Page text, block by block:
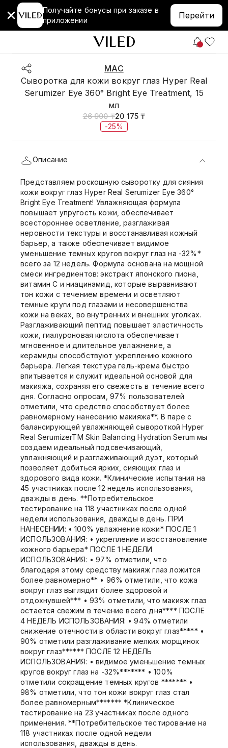
Получайте бонусы при заказе в
приложении
Перейти
MAC
Сыворотка для кожи вокруг глаз Hyper Real
Serumizer Eye 360° Bright Eye Treatment, 15
мл
26 900 ₸20 175 ₸
-25%
Описание
Представляем роскошную сыворотку для сияния
кожи вокруг глаз Hyper Real Serumizer Eye 360°
Bright Eye Treatment! Увлажняющая формула
повышает упругость кожи, обеспечивает
всестороннее осветление, разглаживая
неровности текстуры и восстанавливая кожный
барьер, а также обеспечивает видимое
уменьшение темных кругов вокруг глаз на -32%*
всего за 12 недель. Формула основана на мощной
смеси ингредиентов: экстракт японского пиона,
витамин С и ниацинамид, которые выравнивают
тон кожи с течением времени и осветляют
темные круги под глазами и несовершенства
кожи на веках, во внутренних и внешних уголках.
Разглаживающий пептид повышает эластичность
кожи, гиалуроновая кислота обеспечивает
мгновенное и длительное увлажнение, а
керамиды способствуют укреплению кожного
барьера. Легкая текстура гель-крема быстро
впитывается и служит идеальной основой для
макияжа, сохраняя его свежесть в течение всего
дня. Согласно опросам, 97% пользователей
отметили, что средство способствует более
равномерному нанесению макияжа**. В паре с
балансирующей увлажняющей сывороткой Hyper
Real SerumizerTM Skin Balancing Hydration Serum мы
создаем идеальный подсвечивающий,
увлажняющий и разглаживающий дуэт, который
позволяет добиться ярких, сияющих глаз и
здорового вида кожи. *Клинические испытания на
45 участниках после 12 недель использования,
дважды в день. **Потребительское
тестирование на 118 участниках после одной
недели использования, дважды в день. ПРИ
НАНЕСЕНИИ: • 100% увлажнение кожи* ПОСЛЕ 1
ИСПОЛЬЗОВАНИЯ: • укрепление и восстановление
кожного барьера* ПОСЛЕ 1 НЕДЕЛИ
ИСПОЛЬЗОВАНИЯ: • 97% отметили, что
благодаря этому средству макияж глаз ложится
более равномерно** • 96% отметили, что кожа
вокруг глаз выглядит более здоровой и
отдохнувшей*** • 93% отметили, что макияж глаз
остается свежим в течение всего дня**** ПОСЛЕ
4 НЕДЕЛЬ ИСПОЛЬЗОВАНИЯ: • 94% отметили
снижение отечности в области вокруг глаз***** •
90% отметили разглаживание мелких морщинок
вокруг глаз****** ПОСЛЕ 12 НЕДЕЛЬ
ИСПОЛЬЗОВАНИЯ: • видимое уменьшение темных
кругов вокруг глаз на -32%******* • 100%
отметили сокращение темных кругов ******* •
98% отметили, что тон кожи вокруг глаз стал
более равномерным******* *Клиническое
тестирование на 23 участниках после одного
применения. **Потребительское тестирование на
118 участниках после одной недели
использования, дважды в день.